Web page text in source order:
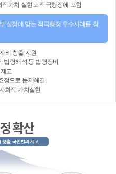
적가치 실현 도 적극행정에 포함
실정에 맞는 적극행정 우수사례를 창
리 창출 지원
법령해석 등 법령정비
고
정으로 문제해결
회적 가치실현